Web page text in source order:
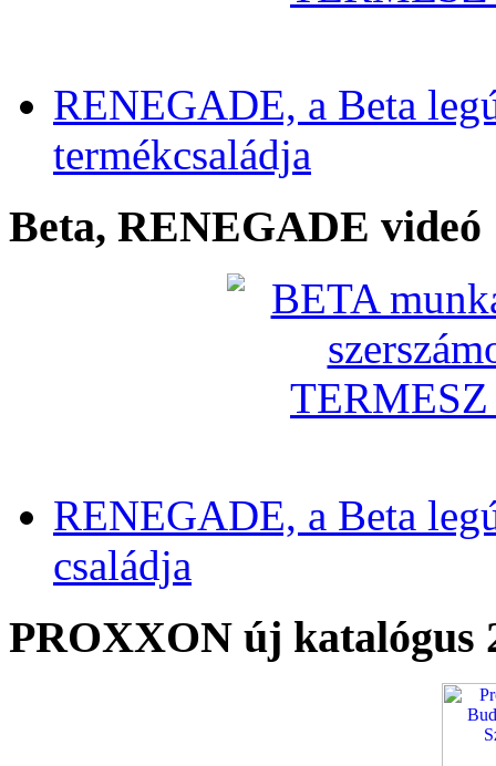
RENEGADE, a Beta
termékcsaládja
Beta, RENEGADE videó
RENEGADE, a Beta
családja
PROXXON új katalógus